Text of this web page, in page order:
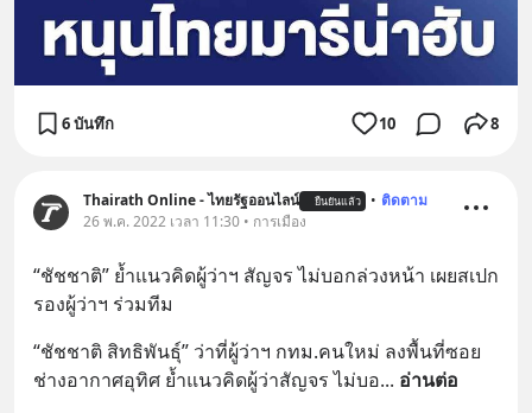
6 บันทึก 10 8
Thairath Online - ไทยรัฐออนไลน์ ยืนยันแล้ว • ติดตาม
26 พ.ค. 2022 เวลา 11:30 • การเมือง
“ชัชชาติ” ย้ำแนวคิดผู้ว่าฯ สัญจร ไม่บอกล่วงหน้า เผยสเปก
รองผู้ว่าฯ ร่วมทีม
“ชัชชาติ สิทธิพันธุ์” ว่าที่ผู้ว่าฯ กทม.คนใหม่ ลงพื้นที่ซอย
ช่างอากาศอุทิศ ย้ำแนวคิดผู้ว่าสัญจร ไม่บอ... อ่านต่อ